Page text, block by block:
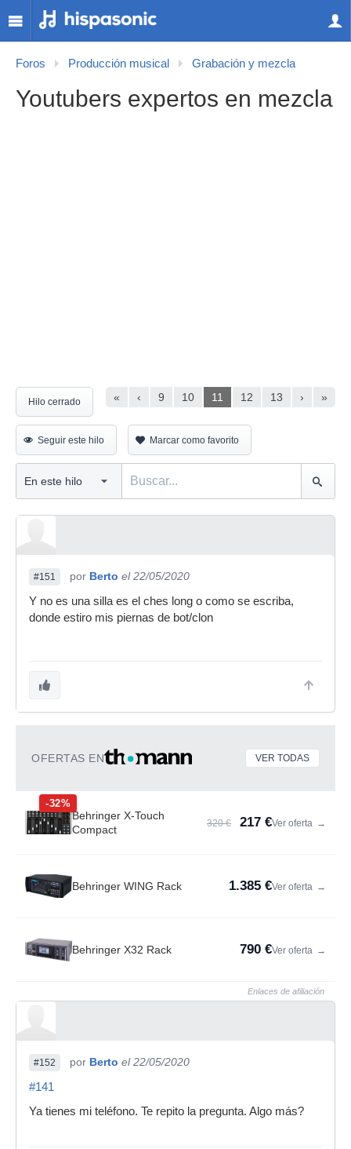
Foros Producción musical Grabación y mezcla
Youtubers expertos en mezcla
« ‹ 9 10 11 12 13 › »
Hilo cerrado
Seguir este hilo Marcar como favorito
#151 por Berto el 22/05/2020
Y no es una silla es el ches long o como se escriba,
donde estiro mis piernas de bot/clon
OFERTAS EN VER TODAS
-32%
Behringer X-Touch
Compact
320 € 217 €Ver oferta →
Behringer WING Rack 1.385 €Ver oferta →
Behringer X32 Rack 790 €Ver oferta →
Enlaces de afiliación
#152 por Berto el 22/05/2020
#141
Ya tienes mi teléfono. Te repito la pregunta. Algo más?